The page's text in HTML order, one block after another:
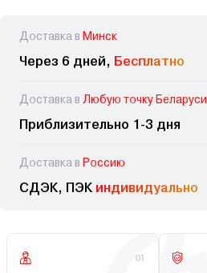
Доставка в Минск
Через 6 дней, Бесплатно
Доставка в Любую точку Беларуси
Приблизительно 1-3 дня
Доставка в Россию
СДЭК, ПЭК индивидуально
01